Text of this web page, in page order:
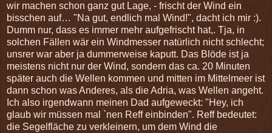
wir machen schon ganz gut Lage, - frischt der Wind ein
bisschen auf… "Na gut, endlich mal Wind!", dacht ich mir :).
Dumm nur, dass es immer mehr aufgefrischt hat,. Tja, in
solchen Fällen wär ein Windmesser natürlich nicht schlecht;
unsrer war aber ja dummerweise kaputt. Das Blöde ist ja
meistens nicht nur der Wind, sondern das ca. 20 Minuten
später auch die Wellen kommen und mitten im Mittelmeer ist
dann schon was Anderes, als die Adria, was Wellen angeht.
Ich also irgendwann meinen Dad aufgeweckt: "Hey, ich
glaub wir müssen mal `nen Reff einbinden". Reff bedeutet:
die Segelfläche zu verkleinern, um dem Wind die